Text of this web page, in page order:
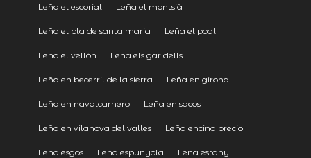
Leña el escorial Leña el montsià
Leña el pla de santa maria Leña el poal
Leña el vellón Leña els garidells
Leña en becerril de la sierra Leña en girona
Leña en navalcarnero Leña en sacos
Leña en vilanova del valles Leña encina precio
Leña esgos Leña espunyola Leña estany